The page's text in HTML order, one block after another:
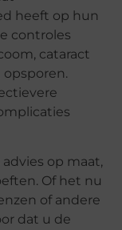
heeft op hun
controles
cataract
op maat,
Of het nu
of andere
dat u de